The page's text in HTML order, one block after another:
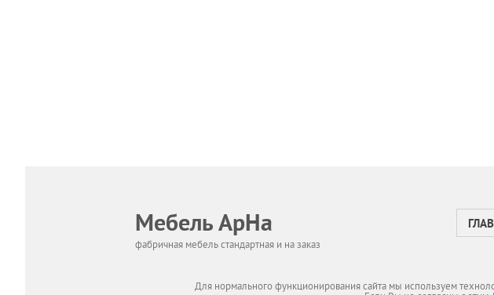
Мебель АрНа
фабричная мебель стандартная и на заказ
Для нормального функционирования сайта мы используем